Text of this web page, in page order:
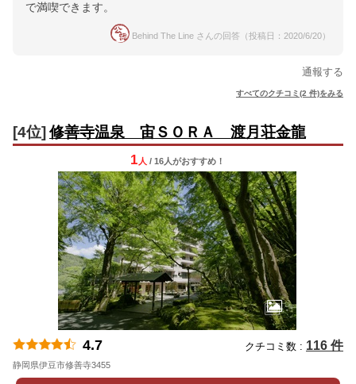
で満喫できます。
Behind The Line さんの回答（投稿日：2020/6/20）
通報する
すべてのクチコミ(2 件)をみる
[4位] 修善寺温泉 宙ＳＯＲＡ 渡月荘金龍
1 人 / 16人がおすすめ！
4.7 クチコミ数 : 116 件
静岡県伊豆市修善寺3455